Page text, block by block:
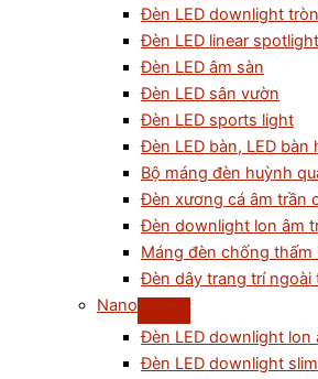
Đèn LED downlight
Đèn LED linear
Đèn LED âm sàn
Đèn LED sân vườn
Đèn LED sports light
Đèn LED bàn, LED bàn
Bộ máng đèn huỳnh
Đèn xương cá âm trần
Đèn downlight lon âm
Máng đèn chống thấm
Đèn dây trang trí ngoài
Nano
Đèn LED downlight lon
Đèn LED downlight